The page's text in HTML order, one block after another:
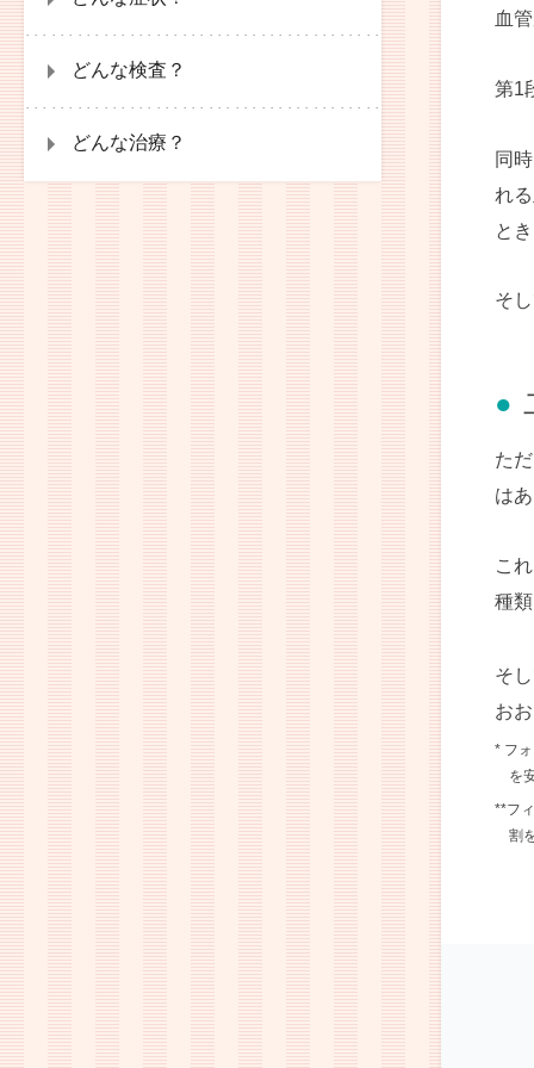
血
第1
同
れ
と
そ
た
は
こ
種
そ
お
* フ
を
**フ
割
どんな検査？
どんな治療？